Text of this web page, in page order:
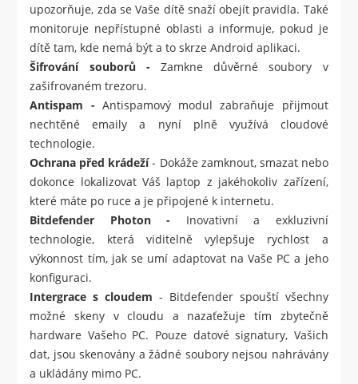
upozorňuje, zda se Vaše dítě snaží obejít pravidla. Také
monitoruje nepřístupné oblasti a informuje, pokud je
dítě tam, kde nemá být a to skrze Android aplikaci.
Šifrování souborů - Zamkne důvěrné soubory v
zašifrovaném trezoru.
Antispam - Antispamový modul zabraňuje přijmout
nechtěné emaily a nyní plně využívá cloudové
technologie.
Ochrana před krádeží- Dokáže zamknout, smazat nebo
dokonce lokalizovat Váš laptop z jakéhokoliv zařízení,
které máte po ruce a je připojené k internetu.
Bitdefender Photon - Inovativní a exkluzivní
technologie, která viditelně vylepšuje rychlost a
výkonnost tím, jak se umí adaptovat na Vaše PC a jeho
konfiguraci.
Intergrace s cloudem - Bitdefender spouští všechny
možné skeny v cloudu a nazaťežuje tím zbytečně
hardware Vašeho PC. Pouze datové signatury, Vašich
dat, jsou skenovány a žádné soubory nejsou nahrávány
a ukládány mimo PC.